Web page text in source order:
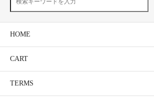
HOME
CART
TERMS